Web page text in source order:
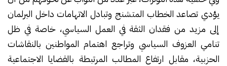
يؤدي تصاعد الخطاب المتشنج وتبادل الاتهامات داخل البرلمان
إلى مزيد من فقدان الثقة في العمل السياسي، خاصة في ظل
تنامي العزوف السياسي وتراجع اهتمام المواطنين بالنقاشات
الحزبية، مقابل ارتفاع المطالب المرتبطة بالقضايا الاجتماعية